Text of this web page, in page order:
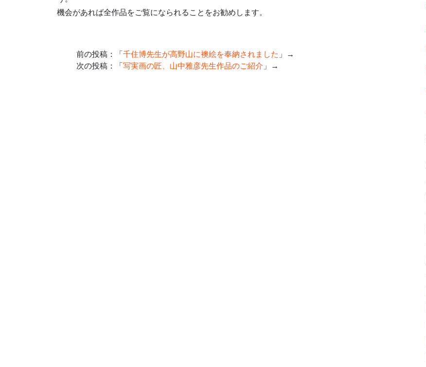
機会があれば全作品をご覧になられることをお勧めします。
前の投稿：「 千住博先生が高野山に襖絵を奉納されました 」→
次の投稿：「 写実画の匠、山中雅彦先生作品のご紹介 」→